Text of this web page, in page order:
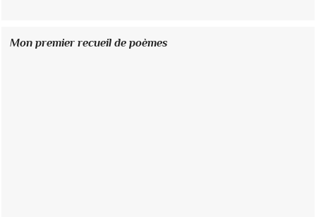
Mon premier recueil de poèmes